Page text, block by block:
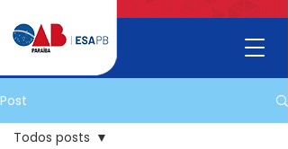
Post
Todos posts